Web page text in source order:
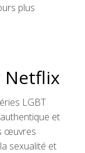
plus
Netflix
LGBT
et
œuvres
sexualité et